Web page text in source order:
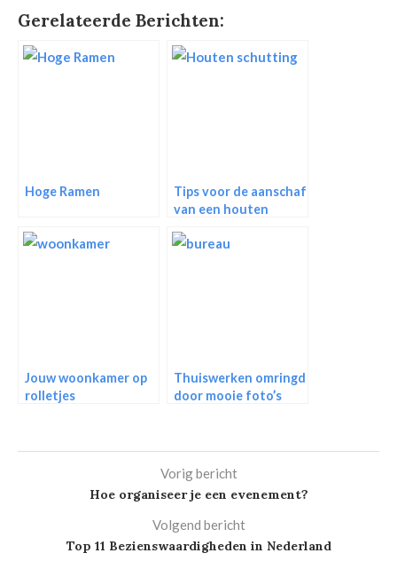
Gerelateerde Berichten:
Hoge Ramen
Tips voor de aanschaf
van een houten
Jouw woonkamer op
rolletjes
Thuiswerken omringd
door mooie foto’s
Vorig bericht
Hoe organiseer je een evenement?
Volgend bericht
Top 11 Bezienswaardigheden in Nederland